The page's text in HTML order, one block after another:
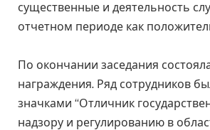
существенные и деятельность
отчетном периоде как
По окончании заседания
награждения. Ряд сотрудников
значками “Отличник
надзору и регулированию в